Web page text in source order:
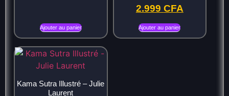
Ajouter au panier
2.999 CFA
Ajouter au panier
Kama Sutra Illustré – Julie
Laurent